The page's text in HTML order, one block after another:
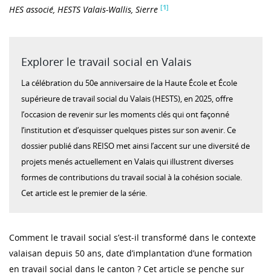
HES associé, HESTS Valais-Wallis, Sierre [1]
Explorer le travail social en Valais
La célébration du 50e anniversaire de la Haute École et École
supérieure de travail social du Valais (HESTS), en 2025, offre
l’occasion de revenir sur les moments clés qui ont façonné
l’institution et d’esquisser quelques pistes sur son avenir. Ce
dossier publié dans REISO met ainsi l’accent sur une diversité de
projets menés actuellement en Valais qui illustrent diverses
formes de contributions du travail social à la cohésion sociale.
Cet article est le premier de la série.
Comment le travail social s’est-il transformé dans le contexte
valaisan depuis 50 ans, date d’implantation d’une formation
en travail social dans le canton ? Cet article se penche sur